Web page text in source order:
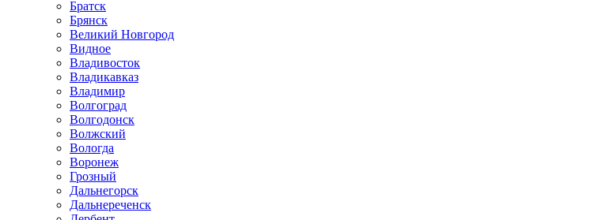
Братск
Брянск
Великий Новгород
Видное
Владивосток
Владикавказ
Владимир
Волгоград
Волгодонск
Волжский
Вологда
Воронеж
Грозный
Дальнегорск
Дальнереченск